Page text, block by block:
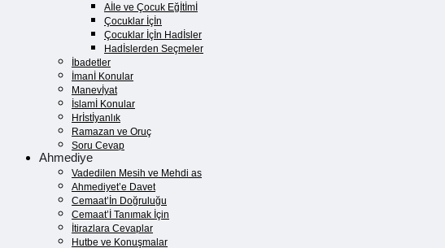
Aİle ve Çocuk Eğİtİmİ
Çocuklar İçİn
Çocuklar İçİn Hadİsler
Hadİslerden Seçmeler
İbadetler
İmanİ Konular
Manevİyat
İslamİ Konular
Hrİstİyanlık
Ramazan ve Oruç
Soru Cevap
Ahmediye
Vadedilen Mesih ve Mehdi as
Ahmediyet’e Davet
Cemaat’İn Doğruluğu
Cemaat’İ Tanımak İçin
İtirazlara Cevaplar
Hutbe ve Konuşmalar